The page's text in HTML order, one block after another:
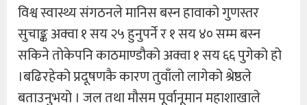
विश्व स्वास्थ्य संगठनले मानिस बस्न हावाको गुणस्तर
सुचाङ्क अक्वा १ सय २५ हुनुपर्ने र १ सय ४० सम्म बस्न
सकिने तोकेपनि काठमाण्डौको अक्वा १ सय ६६ पुगेको हो
।बढिरहेको प्रदूषणकै कारण तुवाँलो लागेको श्रेष्ठले
बताउनुभयो । जल तथा मौसम पूर्वानूमान महाशाखाले